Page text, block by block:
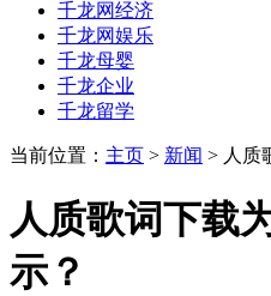
千龙网经济
千龙网娱乐
千龙母婴
千龙企业
千龙留学
当前位置： 主页 > 新闻 > 人质
人质歌词下载
示？